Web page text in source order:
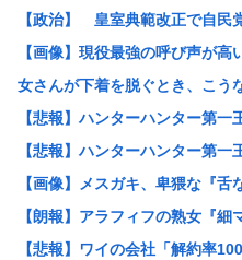
【政治】 皇室典範改正で自民
【画像】現役最強の呼び声が
女さんが下着を脱ぐとき、こう
【悲報】ハンターハンター第
【悲報】ハンターハンター第
【画像】メスガキ、卑猥な『
【朗報】アラフィフの熟女『
【悲報】ワイの会社「解約率